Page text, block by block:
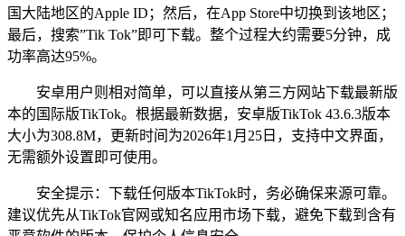
国大陆地区的Apple ID；然后，在App Store中切换到该地区；
最后，搜索”Tik Tok”即可下载。整个过程大约需要5分钟，成
功率高达95%。
安卓用户则相对简单，可以直接从第三方网站下载最新版
本的国际版TikTok。根据最新数据，安卓版TikTok 43.6.3版本
大小为308.8M，更新时间为2026年1月25日，支持中文界面，
无需额外设置即可使用。
安全提示：下载任何版本TikTok时，务必确保来源可靠。
建议优先从TikTok官网或知名应用市场下载，避免下载到含有